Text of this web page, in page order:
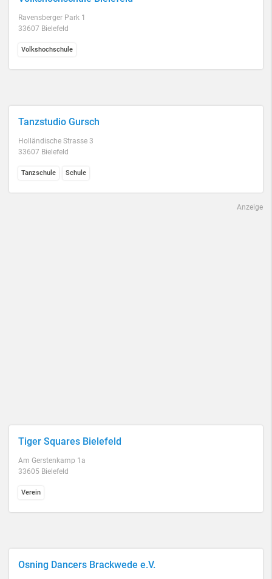
Ravensberger Park 1
33607 Bielefeld
Volkshochschule
Tanzstudio Gursch
Holländische Strasse 3
33607 Bielefeld
Tanzschule Schule
Anzeige
Tiger Squares Bielefeld
Am Gerstenkamp 1a
33605 Bielefeld
Verein
Osning Dancers Brackwede e.V.